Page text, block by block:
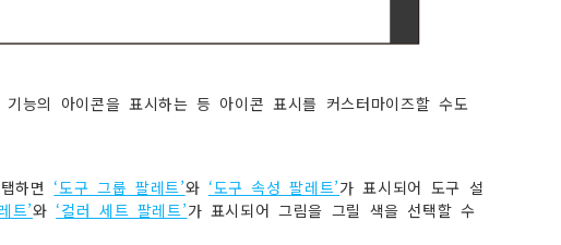
능의 아이콘을 표시하는 등 아이콘 표시를 커스터마이즈할 수도
하면 ‘도구 그룹 팔레트’와 ‘도구 속성 팔레트’가 표시되어 도구 설
트’와 ‘컬러 세트 팔레트’가 표시되어 그림을 그릴 색을 선택할 수